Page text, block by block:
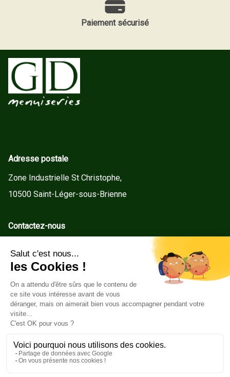
Paiement sécurisé
Adresse postale
Zone Industrielle St Christophe,
10500 Saint-Léger-sous-Brienne
Contactez-nous
Tel : +33(0)3 25 92 78 60
Service client
Conditions Générales de Vente
Mentions légales
Politique de cookies